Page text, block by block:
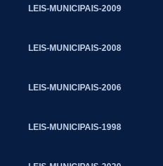
LEIS-MUNICIPAIS-2009
LEIS-MUNICIPAIS-2008
LEIS-MUNICIPAIS-2006
LEIS-MUNICIPAIS-1998